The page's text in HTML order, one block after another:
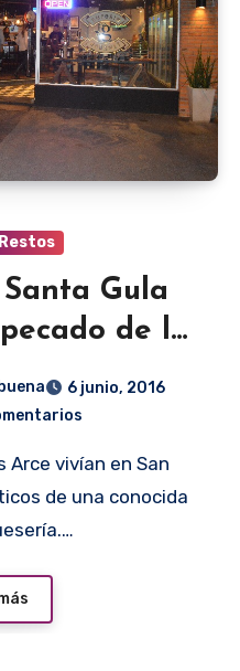
Restos
Gula
de la
6 junio, 2016
de una conocida